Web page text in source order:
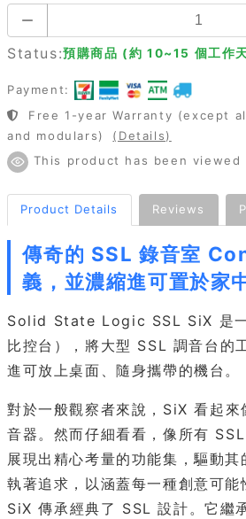
Status:預購商品 (約 10~15 個工作
Payment:
Free 1-year Warranty (except
and modulars)
(Details)
This product has been viewed
Product Details Reviews
傳奇的 SSL 錄音室
義，並濃縮進可置於家
Solid State Logic SSL SiX 是一
比控台），將大型 SSL 調音台的
進可放上桌面、隨身攜帶的機台。
對於一般觀察者來說，SiX 看起來
音器。然而仔細看看，像所有
展現出精心考量的功能集，驅動
執著追求，以涵蓋每一種創意可能
SiX 傳承經典了 SSL 設計。它繼